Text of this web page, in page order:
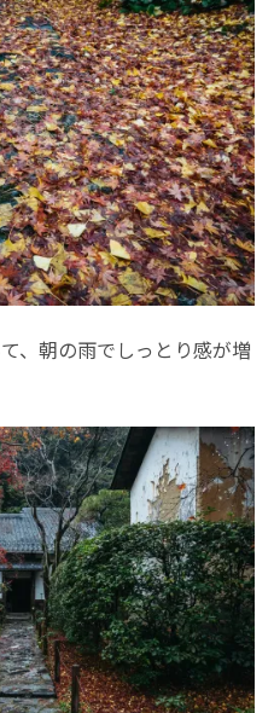
、朝の雨でしっとり感が増